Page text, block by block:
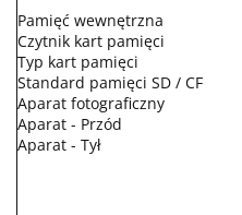
Pamięć wewnętrzna
Czytnik kart pamięci
Typ kart pamięci
Standard pamięci SD / CF
Aparat fotograficzny
Aparat - Przód
Aparat - Tył